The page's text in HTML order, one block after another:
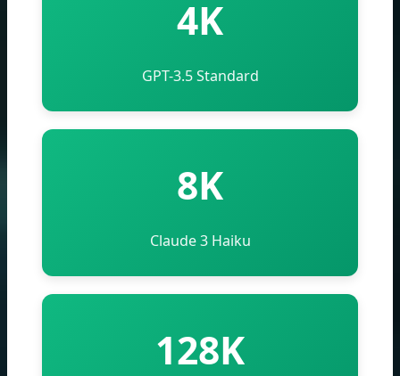
4K
GPT-3.5 Standard
8K
Claude 3 Haiku
128K